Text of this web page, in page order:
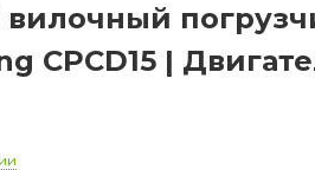
CPCD15 |